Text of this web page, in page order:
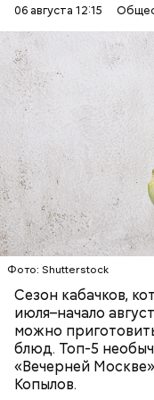
06 августа 12:15
Фото: Shutterstock
Сезон кабачков,
июля–начало
можно
блюд. Топ-5
«Вечерней
Копылов.
Ингредиенты:
ЕДА ОВОЩИ
Вред дыни
Фото: Shutterstock